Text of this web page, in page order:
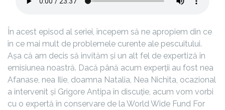
În acest episod al seriei, începem să ne apropiem din ce
în ce mai mult de problemele curente ale pescuitului.
Așa că am decis să invităm și un alt fel de expertiză în
emisiunea noastră. Dacă până acum experții au fost nea
Afanase, nea Ilie, doamna Natalia, Nea Nichita, ocazional
a intervenit și Grigore Antipa în discuție, acum vom vorbi
cu o expertă în conservare de la World Wide Fund For